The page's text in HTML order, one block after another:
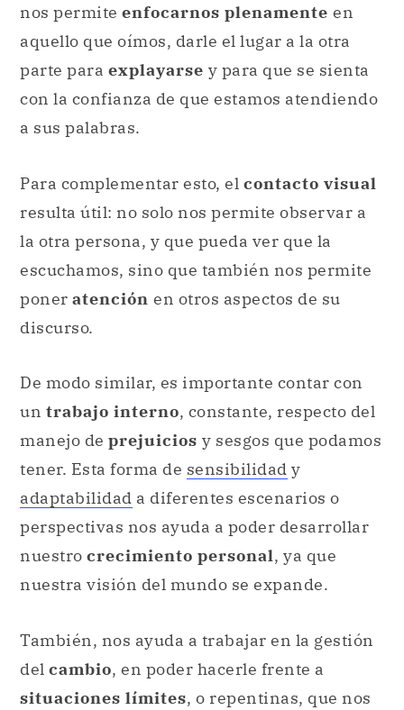
nos permite enfocarnos plenamente en
aquello que oímos, darle el lugar a la otra
parte para explayarse y para que se sienta
con la confianza de que estamos atendiendo
a sus palabras.
Para complementar esto, el contacto visual
resulta útil: no solo nos permite observar a
la otra persona, y que pueda ver que la
escuchamos, sino que también nos permite
poner atención en otros aspectos de su
discurso.
De modo similar, es importante contar con
un trabajo interno, constante, respecto del
manejo de prejuicios y sesgos que podamos
tener. Esta forma de sensibilidad y
adaptabilidad a diferentes escenarios o
perspectivas nos ayuda a poder desarrollar
nuestro crecimiento personal, ya que
nuestra visión del mundo se expande.
También, nos ayuda a trabajar en la gestión
del cambio, en poder hacerle frente a
situaciones límites, o repentinas, que nos